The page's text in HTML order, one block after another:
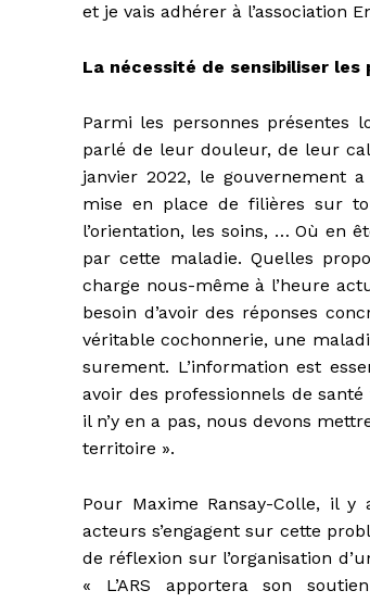
et je vais adhérer à l’association
La nécessité de sensibiliser
Parmi les personnes présentes
parlé de leur douleur, de leur
janvier 2022, le gouvernement
mise en place de filières sur
l’orientation, les soins, … Où en
par cette maladie. Quelles
charge nous-même à l’heure
besoin d’avoir des réponses
véritable cochonnerie, une
surement. L’information est
avoir des professionnels de
il n’y en a pas, nous devons
territoire ».
Pour Maxime Ransay-Colle, il
acteurs s’engagent sur cette
de réflexion sur l’organisation
« L’ARS apportera son